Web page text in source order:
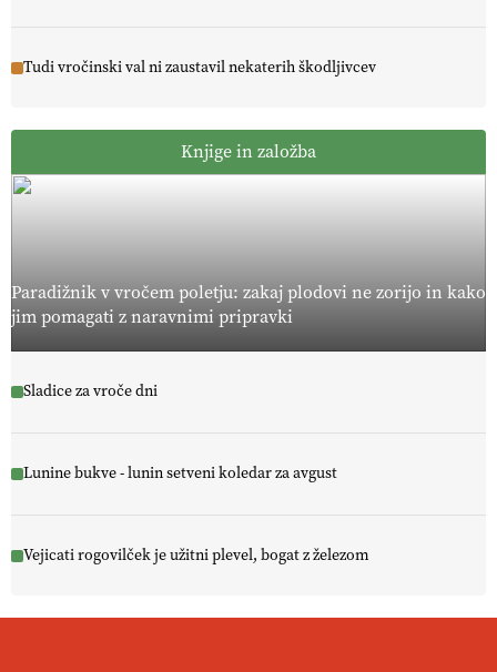
Tudi vročinski val ni zaustavil nekaterih škodljivcev
Knjige in založba
Paradižnik v vročem poletju: zakaj plodovi ne zorijo in kako
jim pomagati z naravnimi pripravki
Sladice za vroče dni
Lunine bukve - lunin setveni koledar za avgust
Vejicati rogovilček je užitni plevel, bogat z železom